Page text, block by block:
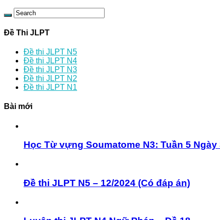
Đề Thi JLPT
Đề thi JLPT N5
Đề thi JLPT N4
Đề thi JLPT N3
Đề thi JLPT N2
Đề thi JLPT N1
Bài mới
Học Từ vựng Soumatome N3: Tuần 5 Ngày
Đề thi JLPT N5 – 12/2024 (Có đáp án)